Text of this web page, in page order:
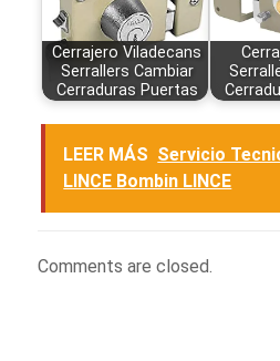
Cerrajero Viladecans
Serrallers Cambiar
Cerraduras Puertas
LEER MÁS Servicio
LINCE Bombin LINCE
Comments are closed.